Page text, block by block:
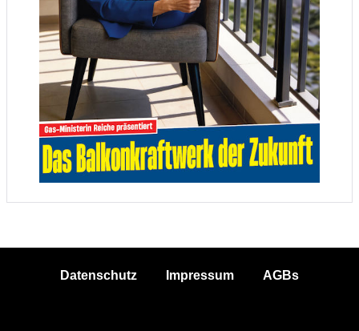
Datenschutz Impressum AGBs